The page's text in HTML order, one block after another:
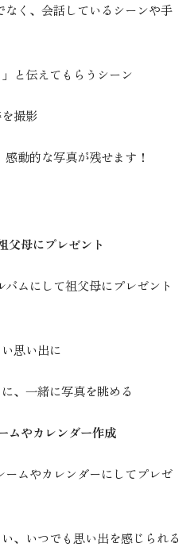
なく、会話しているシーンや手
と伝えてもらうシーン
撮影
動的な写真が残せます！
父母にプレゼント
ムにして祖父母にプレゼント
思い出に
、一緒に写真を眺める
ムやカレンダー作成
ムやカレンダーにしてプレゼ
、いつでも思い出を感じられる